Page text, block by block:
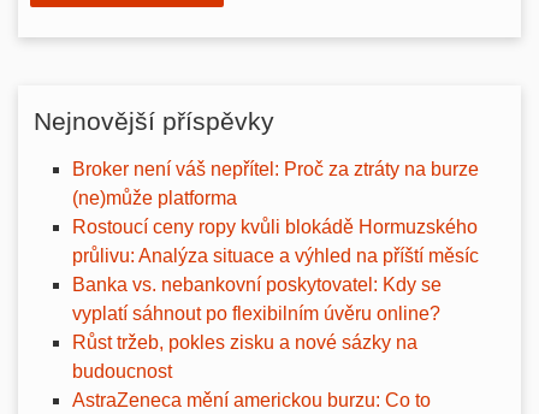
Nejnovější příspěvky
Broker není váš nepřítel: Proč za ztráty na burze
(ne)může platforma
Rostoucí ceny ropy kvůli blokádě Hormuzského
průlivu: Analýza situace a výhled na příští měsíc
Banka vs. nebankovní poskytovatel: Kdy se
vyplatí sáhnout po flexibilním úvěru online?
Růst tržeb, pokles zisku a nové sázky na
budoucnost
AstraZeneca mění americkou burzu: Co to